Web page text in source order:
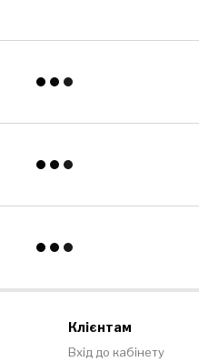
Клієнтам
Вхід до кабінету